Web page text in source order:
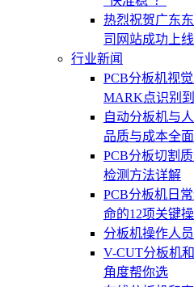
热烈祝贺广东
司网站成功上线
行业新闻
PCB分板机视
MARK点识别
自动分板机与
品质与成本全
PCB分板切割
检测方法详解
PCB分板机日
命的12项关键
分板机操作人
V-CUT分板机
角度帮你选